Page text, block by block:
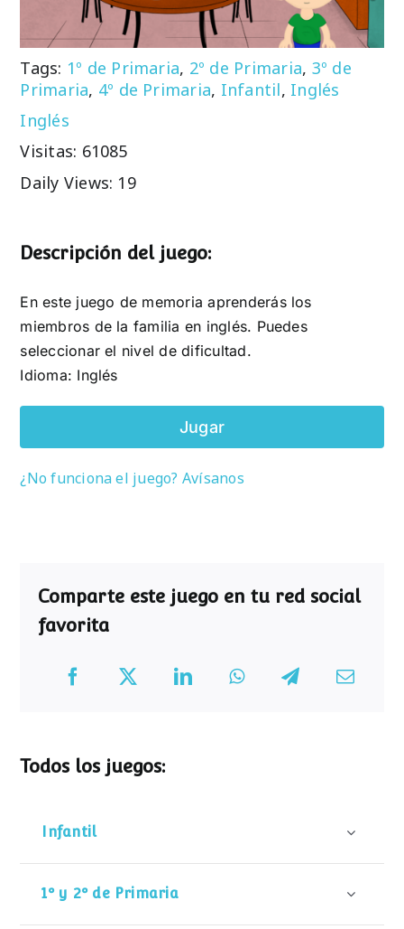
Tags: 1º de Primaria, 2º de Primaria, 3º de
Primaria, 4º de Primaria, Infantil, Inglés
Inglés
Visitas: 61085
Daily Views: 19
Descripción del juego:
En este juego de memoria aprenderás los
miembros de la familia en inglés. Puedes
seleccionar el nivel de dificultad.
Idioma: Inglés
Jugar
¿No funciona el juego? Avísanos
Comparte este juego en tu red social
favorita
Todos los juegos:
Infantil
1º y 2º de Primaria